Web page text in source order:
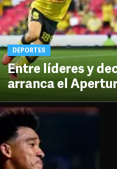
DEPORTES
Entre líderes y
arranca el